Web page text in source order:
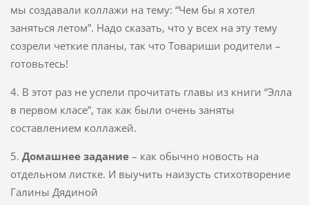
мы создавали коллажи на тему: “Чем бы я хотел
заняться летом”. Надо сказать, что у всех на эту тему
созрели четкие планы, так что Товариши родители –
готовьтесь!
4. В этот раз не успели прочитать главы из книги “Элла
в первом класе”, так как были очень заняты
составлением коллажей.
5. Домашнее задание– как обычно новость на
отдельном листке. И выучить наизусть стихотворение
Галины Дядиной